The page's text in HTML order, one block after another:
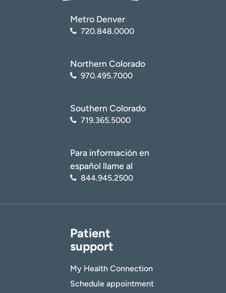
Metro Denver
720.848.0000
Northern Colorado
970.495.7000
Southern Colorado
719.365.5000
Para información en
español llame al
844.945.2500
Patient
support
My Health Connection
Schedule appointment